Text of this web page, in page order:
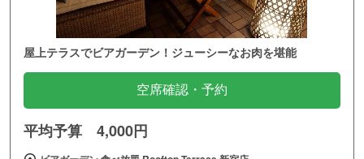
屋上テラスでビアガーデン！ジューシーなお肉を堪能
空席確認・予約
平均予算 4,000円